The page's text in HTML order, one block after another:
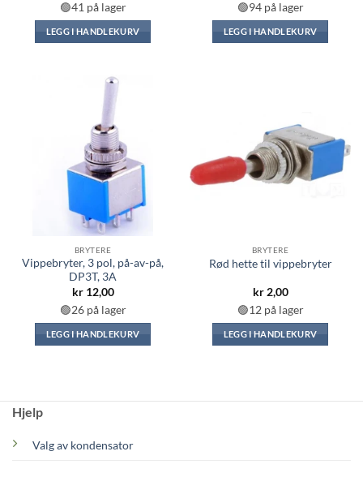
🟢41 på lager
LEGG I HANDLEKURV
🟢94 på lager
LEGG I HANDLEKURV
BRYTERE
Vippebryter, 3 pol, på-av-på,
DP3T, 3A
kr12,00
🟢26 på lager
LEGG I HANDLEKURV
BRYTERE
Rød hette til vippebryter
kr2,00
🟢12 på lager
LEGG I HANDLEKURV
Hjelp
Valg av kondensator